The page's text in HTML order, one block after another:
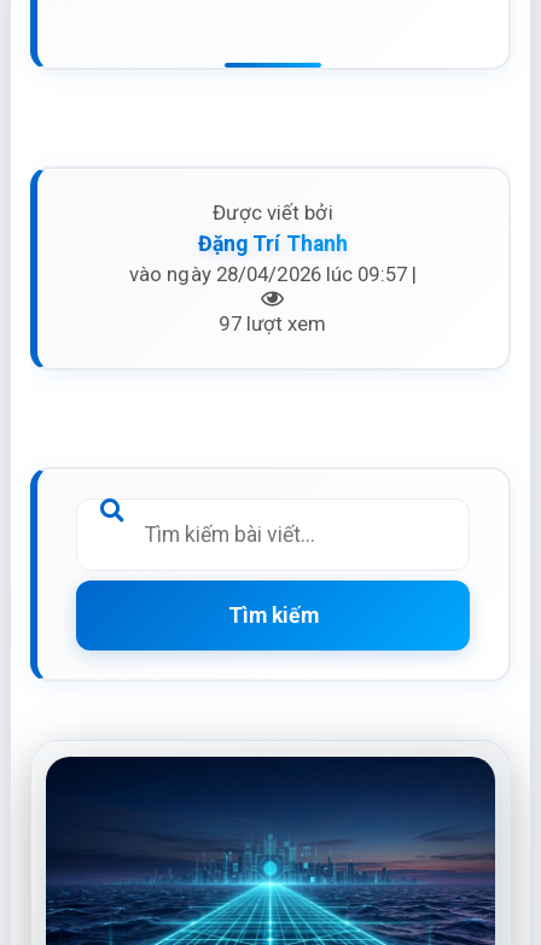
Được viết bởi
Đặng Trí Thanh
vào ngày 28/04/2026 lúc 09:57 |
97 lượt xem
Tìm kiếm